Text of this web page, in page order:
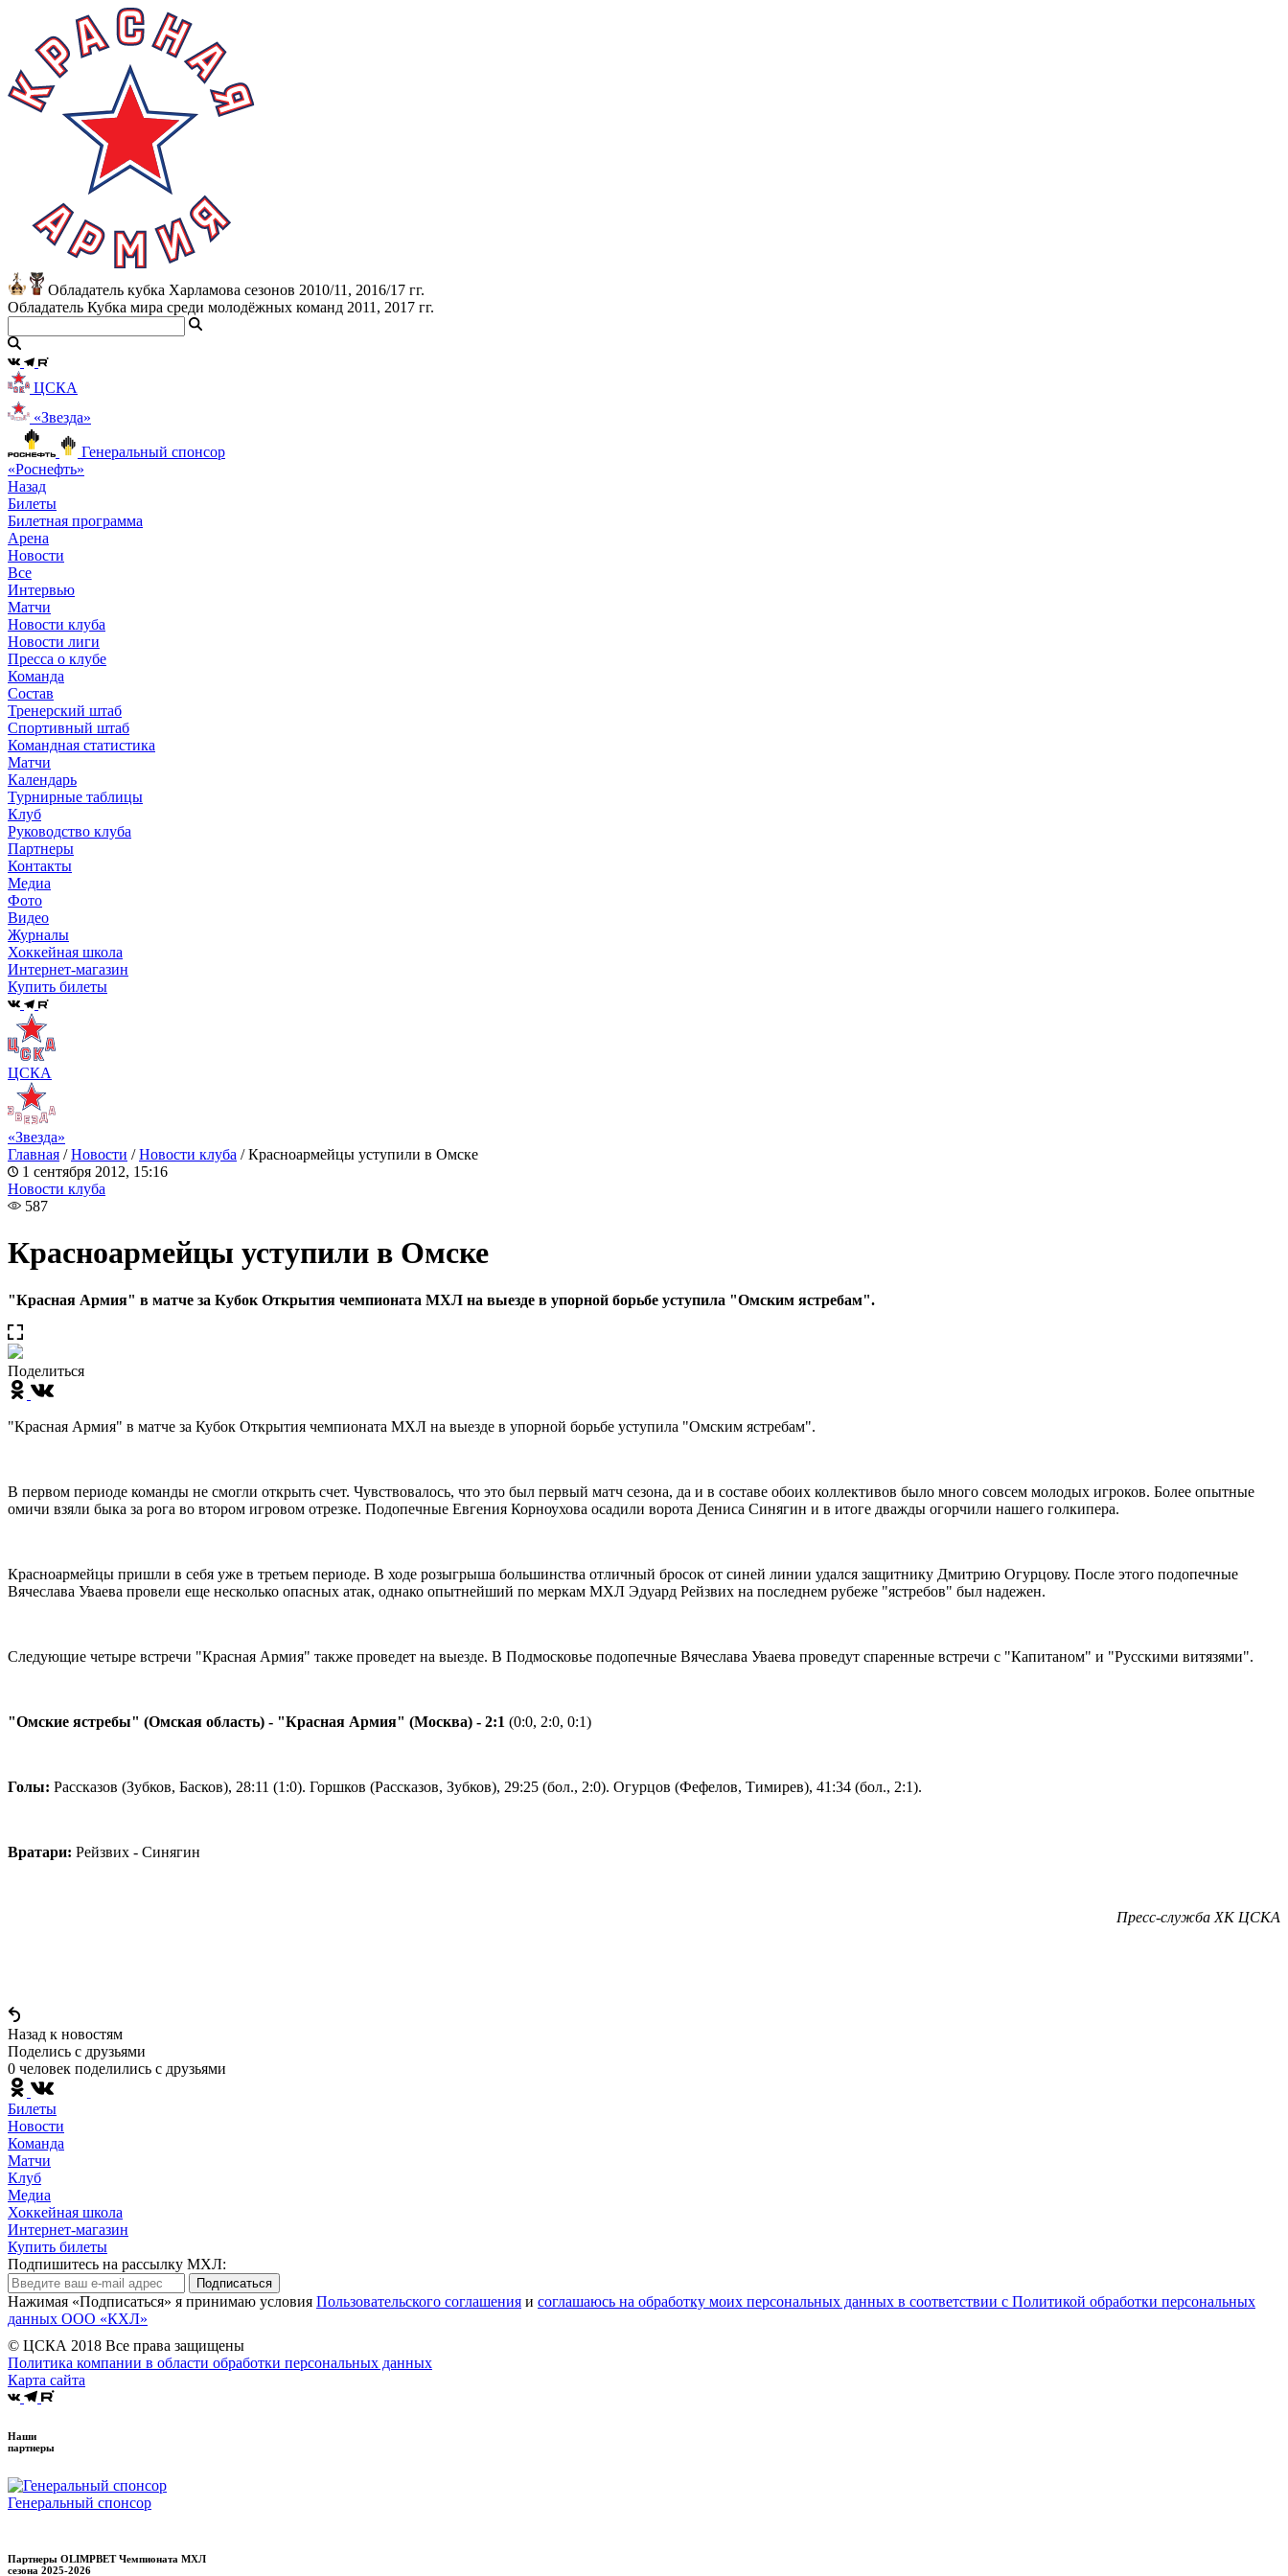
Обладатель кубка Харламова сезонов 2010/11, 2016/17 гг.
Обладатель Кубка мира среди молодёжных команд 2011, 2017 гг.
ЦСКА
«Звезда»
Генеральный спонсор
«Роснефть»
Назад
Билеты
Билетная программа
Арена
Новости
Все
Интервью
Матчи
Новости клуба
Новости лиги
Пресса о клубе
Команда
Состав
Тренерский штаб
Спортивный штаб
Командная статистика
Матчи
Календарь
Турнирные таблицы
Клуб
Руководство клуба
Партнеры
Контакты
Медиа
Фото
Видео
Журналы
Хоккейная школа
Интернет-магазин
Купить билеты
ЦСКА
«Звезда»
Главная /Новости /Новости клуба /Красноармейцы уступили в Омске
1 сентября 2012, 15:16
Новости клуба
587
Красноармейцы уступили в Омске
"Красная Армия" в матче за Кубок Открытия чемпионата МХЛ на выезде в упорной борьбе уступила "Омским ястребам".
Поделиться
"Красная Армия" в матче за Кубок Открытия чемпионата МХЛ на выезде в упорной борьбе уступила "Омским ястребам".
В первом периоде команды не смогли открыть счет. Чувствовалось, что это был первый матч сезона, да и в составе обоих коллективов было много совсем молодых игроков. Более опытные
омичи взяли быка за рога во втором игровом отрезке. Подопечные Евгения Корноухова осадили ворота Дениса Синягин и в итоге дважды огорчили нашего голкипера.
Красноармейцы пришли в себя уже в третьем периоде. В ходе розыгрыша большинства отличный бросок от синей линии удался защитнику Дмитрию Огурцову. После этого подопечные
Вячеслава Уваева провели еще несколько опасных атак, однако опытнейший по меркам МХЛ Эдуард Рейзвих на последнем рубеже "ястребов" был надежен.
Следующие четыре встречи "Красная Армия" также проведет на выезде. В Подмосковье подопечные Вячеслава Уваева проведут спаренные встречи с "Капитаном" и "Русскими витязями".
"Омские ястребы" (Омская область) - "Красная Армия" (Москва) - 2:1 (0:0, 2:0, 0:1)
Голы: Рассказов (Зубков, Басков), 28:11 (1:0). Горшков (Рассказов, Зубков), 29:25 (бол., 2:0). Огурцов (Фефелов, Тимирев), 41:34 (бол., 2:1).
Вратари: Рейзвих - Синягин
Пресс-служба ХК ЦСКА
Назад к новостям
Поделись c друзьями
0 человек поделились c друзьями
Билеты
Новости
Команда
Матчи
Клуб
Медиа
Хоккейная школа
Интернет-магазин
Купить билеты
Подпишитесь на рассылку МХЛ:
Подписаться
Нажимая «Подписаться» я принимаю условия Пользовательского соглашения и соглашаюсь на обработку моих персональных данных в соответствии с Политикой обработки персональных
данных ООО «КХЛ»
© ЦСКА 2018 Все права защищены
Политика компании в области обработки персональных данных
Карта сайта
Наши
партнеры
Генеральный спонсор
Партнеры OLIMPBET Чемпионата МХЛ
сезона 2025-2026